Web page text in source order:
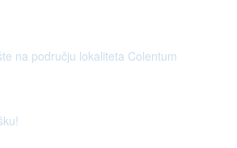
na području lokaliteta Colentum